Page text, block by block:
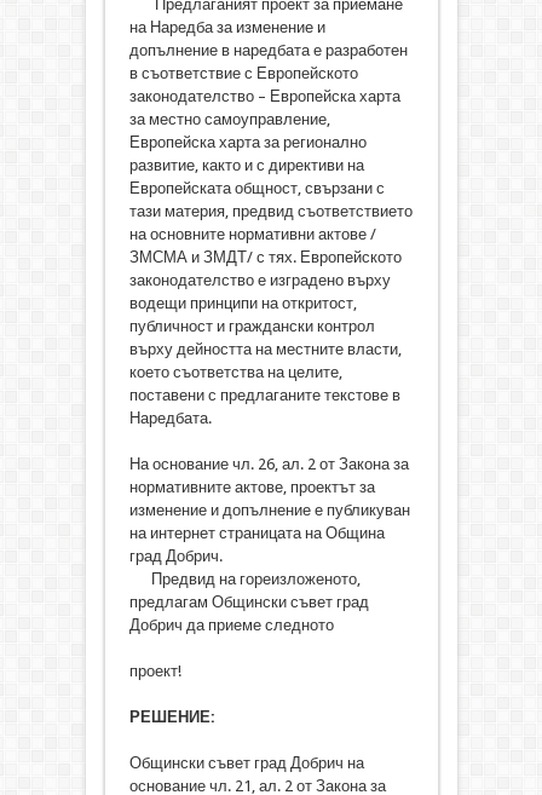
Предлаганият проект за приемане
на Наредба за изменение и
допълнение в наредбата е разработен
в съответствие с Европейското
законодателство – Европейска харта
за местно самоуправление,
Европейска харта за регионално
развитие, както и с директиви на
Европейската общност, свързани с
тази материя, предвид съответствието
на основните нормативни актове /
ЗМСМА и ЗМДТ/ с тях. Европейското
законодателство е изградено върху
водещи принципи на откритост,
публичност и граждански контрол
върху дейността на местните власти,
което съответства на целите,
поставени с предлаганите текстове в
Наредбата.
На основание чл. 26, ал. 2 от Закона за
нормативните актове, проектът за
изменение и допълнение е публикуван
на интернет страницата на Община
град Добрич.
Предвид на гореизложеното,
предлагам Общински съвет град
Добрич да приеме следното
проект!
РЕШЕНИЕ:
Общински съвет град Добрич на
основание чл. 21, ал. 2 от Закона за